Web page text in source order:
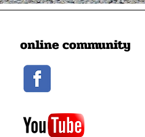
online community